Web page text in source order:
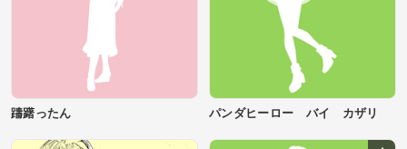
躊躇ったん パンダヒーロー バイ カザリ